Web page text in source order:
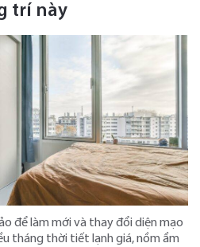
trí này
để làm mới và thay đổi diện mạo
tháng thời tiết lạnh giá, nồm ẩm